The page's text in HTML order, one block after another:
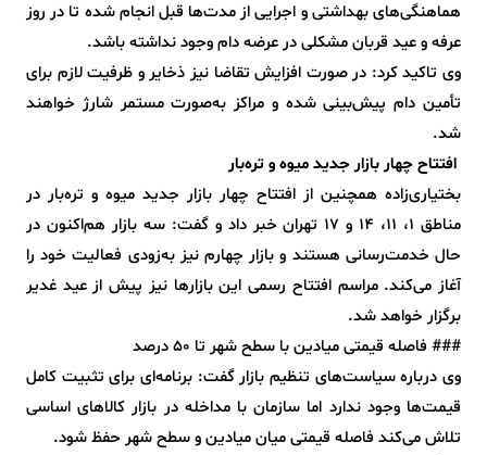
هماهنگی‌های بهداشتی و اجرایی از مدت‌ها قبل انجام شده تا در روز
عرفه و عید قربان مشکلی در عرضه دام وجود نداشته باشد.
وی تاکید کرد: در صورت افزایش تقاضا نیز ذخایر و ظرفیت لازم برای
تأمین دام پیش‌بینی شده و مراکز به‌صورت مستمر شارژ خواهند
شد.
افتتاح چهار بازار جدید میوه و تره‌بار
بختیاری‌زاده همچنین از افتتاح چهار بازار جدید میوه و تره‌بار در
مناطق ۱، ۱۱، ۱۴ و ۱۷ تهران خبر داد و گفت: سه بازار هم‌اکنون در
حال خدمت‌رسانی هستند و بازار چهارم نیز به‌زودی فعالیت خود را
آغاز می‌کند. مراسم افتتاح رسمی این بازارها نیز پیش از عید غدیر
برگزار خواهد شد.
### فاصله قیمتی میادین با سطح شهر تا ۵۰ درصد
وی درباره سیاست‌های تنظیم بازار گفت: برنامه‌ای برای تثبیت کامل
قیمت‌ها وجود ندارد اما سازمان با مداخله در بازار کالاهای اساسی
تلاش می‌کند فاصله قیمتی میان میادین و سطح شهر حفظ شود.